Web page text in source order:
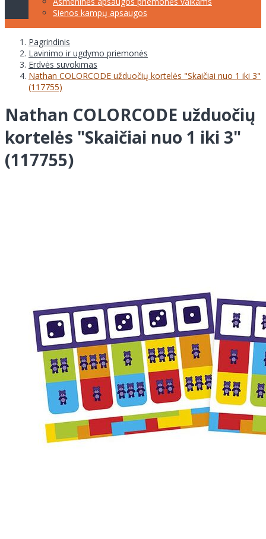
Sienos kampų apsaugos
Pagrindinis
Lavinimo ir ugdymo priemonės
Erdvės suvokimas
Nathan COLORCODE užduočių kortelės "Skaičiai nuo 1 iki 3"
(117755)
Nathan COLORCODE užduočių
kortelės "Skaičiai nuo 1 iki 3"
(117755)